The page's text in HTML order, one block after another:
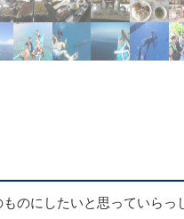
のにしたいと思っていらっ